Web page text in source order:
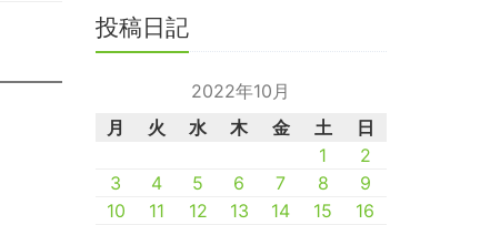
投稿日記
2022年10月
月
火 水 木 金 土
日
1
2
3
4 5 6 7 8
9
10
11 12 13 14 15
16